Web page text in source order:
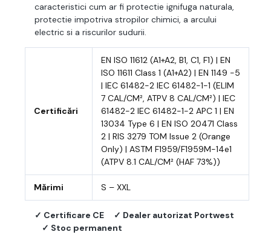
caracteristici cum ar fi protectie ignifuga naturala,
protectie impotriva stropilor chimici, a arcului
electric si a riscurilor sudurii.
Certificări
EN ISO 11612 (A1+A2, B1, C1, F1) | EN
ISO 11611 Class 1 (A1+A2) | EN 1149 -5
| IEC 61482-2 IEC 61482-1-1 (ELIM
7 CAL/CM², ATPV 8 CAL/CM²) | IEC
61482-2 IEC 61482-1-2 APC 1 | EN
13034 Type 6 | EN ISO 20471 Class
2 | RIS 3279 TOM Issue 2 (Orange
Only) | ASTM F1959/F1959M-14e1
(ATPV 8.1 CAL/CM² (HAF 73%))
Mărimi S – XXL
✓ Certificare CE
✓ Dealer autorizat Portwest
✓ Stoc permanent